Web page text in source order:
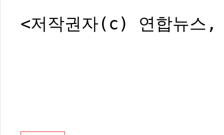
<저작권자(c) 연합뉴스